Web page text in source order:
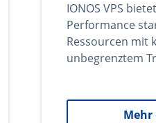
IONOS VPS
Performance
Ressourcen mit
unbegrenztem
Mehr